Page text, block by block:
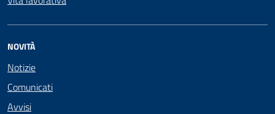
NOVITÀ
Notizie
Comunicati
Avvisi